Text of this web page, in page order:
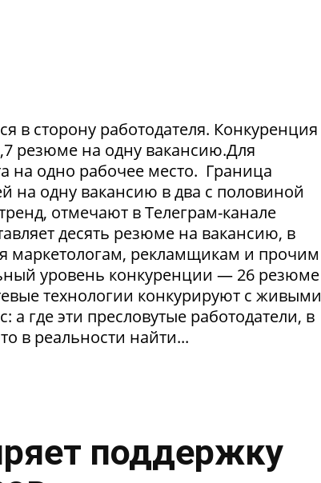
в сторону работодателя. Конкуренция
резюме на одну вакансию.Для
на одно рабочее место. Граница
на одну вакансию в два с половиной
отмечают в Телеграм-канале
десять резюме на вакансию, в
маркетологам, рекламщикам и прочим
уровень конкуренции — 26 резюме
технологии конкурируют с живыми
где эти пресловутые работодатели, в
в реальности найти...
поддержку